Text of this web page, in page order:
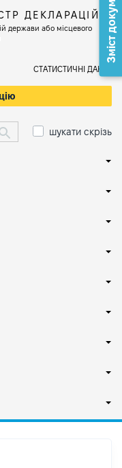
ДЕКЛАРАЦІЙ
держави або місцевого
СТАТИСТИЧНІ ДАНІ
шукати скрізь
Зміст документа